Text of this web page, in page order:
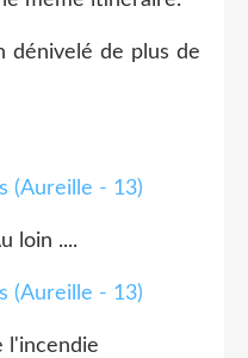
dénivelé de plus de
loin ....
l'incendie